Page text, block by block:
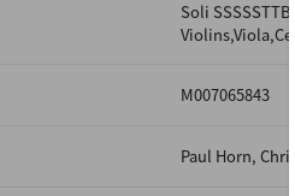
Soli
M007065843
Paul Horn,